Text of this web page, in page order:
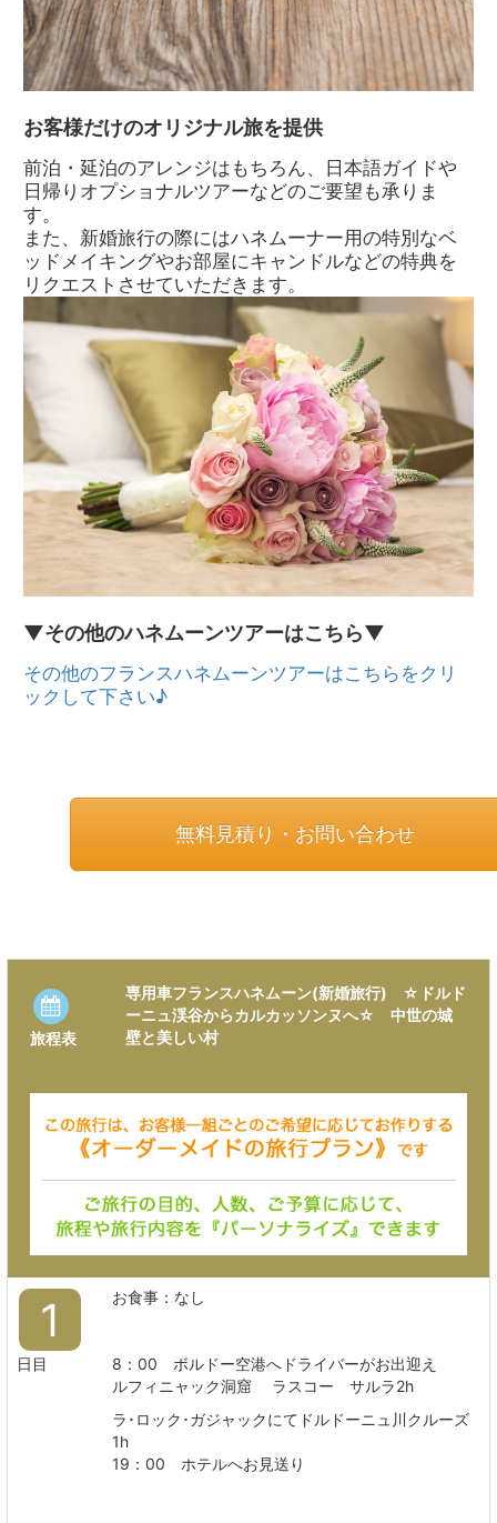
お客様だけのオリジナル旅を提供
前泊・延泊のアレンジはもちろん、日本語ガイドや
日帰りオプショナルツアーなどのご要望も承りま
す。
また、新婚旅行の際にはハネムーナー用の特別なベ
ッドメイキングやお部屋にキャンドルなどの特典を
リクエストさせていただきます。
▼その他のハネムーンツアーはこちら▼
その他のフランスハネムーンツアーはこちらをクリ
ックして下さい♪
無料見積り・お問い合わせ
旅程表
専用車フランスハネムーン(新婚旅行) ☆ドルド
ーニュ渓谷からカルカッソンヌへ☆ 中世の城
壁と美しい村
1
日目
お食事：なし
8：00 ボルドー空港へドライバーがお出迎え
ルフィニャック洞窟 ラスコー サルラ2h
ラ･ロック･ガジャックにてドルドーニュ川クルーズ
1h
19：00 ホテルへお見送り